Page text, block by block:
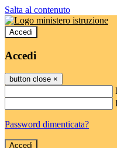
Salta al contenuto
Accedi
Accedi
button close ×
Password dimenticata?